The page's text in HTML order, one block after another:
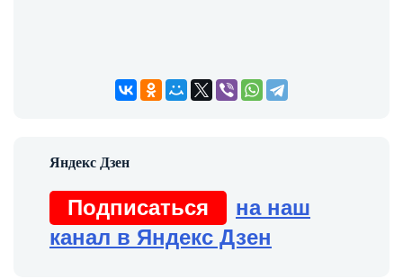
Подписаться
на наш
канал в Яндекс Дзен